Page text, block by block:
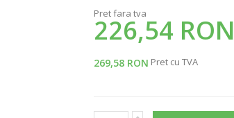
Pret fara tva
226,54 RON
269,58 RON Pret cu TVA